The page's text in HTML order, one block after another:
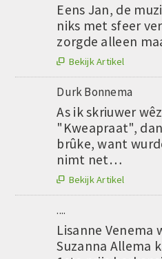
Eens Jan, de
niks met sfeer
zorgde alleen
 Bekijk Artikel
Durk Bonnema
As ik skriuwer
"Kweapraat",
brûke, want
nimt net…
 Bekijk Artikel
....
Lisanne Venema
Suzanna Allema